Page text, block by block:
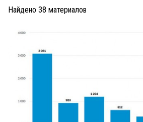
ПРОИСШЕСТВИЯ
СТИЛЬ ЖИЗНИ
Найдено 38 материалов